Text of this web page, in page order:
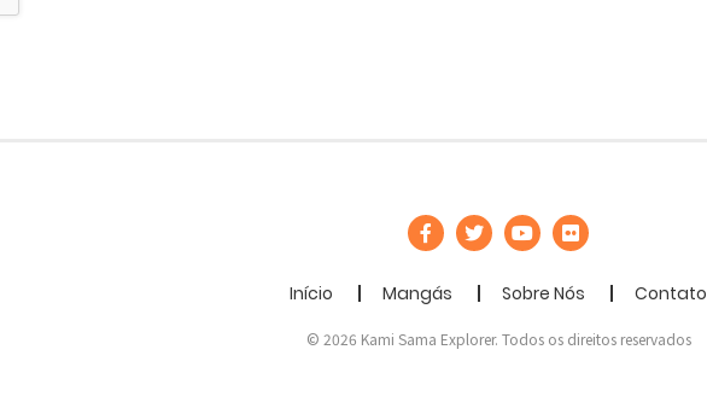
Início Mangás Sobre Nós Contato
© 2026 Kami Sama Explorer. Todos os direitos reservados